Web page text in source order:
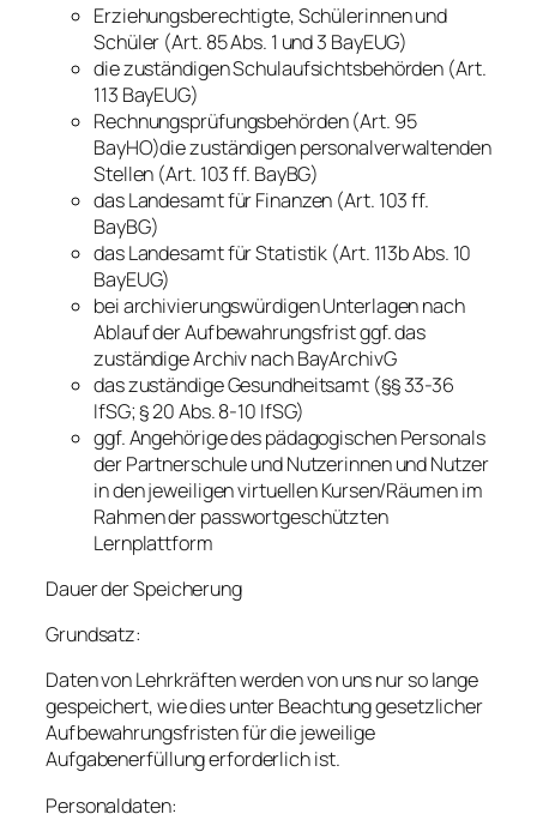
Erziehungsberechtigte, Schülerinnen und
Schüler (Art. 85 Abs. 1 und 3 BayEUG)
die zuständigen Schulaufsichtsbehörden (Art.
113 BayEUG)
Rechnungsprüfungsbehörden (Art. 95
BayHO)die zuständigen personalverwaltenden
Stellen (Art. 103 ff. BayBG)
das Landesamt für Finanzen (Art. 103 ff.
BayBG)
das Landesamt für Statistik (Art. 113b Abs. 10
BayEUG)
bei archivierungswürdigen Unterlagen nach
Ablauf der Aufbewahrungsfrist ggf. das
zuständige Archiv nach BayArchivG
das zuständige Gesundheitsamt (§§ 33-36
IfSG; § 20 Abs. 8-10 IfSG)
ggf. Angehörige des pädagogischen Personals
der Partnerschule und Nutzerinnen und Nutzer
in den jeweiligen virtuellen Kursen/Räumen im
Rahmen der passwortgeschützten
Lernplattform
Dauer der Speicherung
Grundsatz:
Daten von Lehrkräften werden von uns nur so lange
gespeichert, wie dies unter Beachtung gesetzlicher
Aufbewahrungsfristen für die jeweilige
Aufgabenerfüllung erforderlich ist.
Personaldaten: